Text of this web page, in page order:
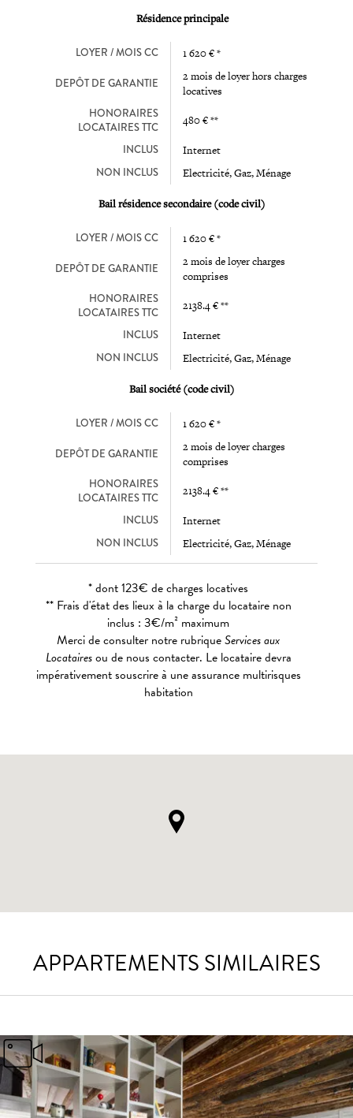
Résidence principale
LOYER / MOIS CC 1 620 € *
DEPÔT DE GARANTIE
2 mois de loyer hors charges
locatives
HONORAIRES
LOCATAIRES TTC
480 € **
INCLUS Internet
NON INCLUS Electricité, Gaz, Ménage
Bail résidence secondaire (code civil)
LOYER / MOIS CC 1 620 € *
DEPÔT DE GARANTIE
2 mois de loyer charges
comprises
HONORAIRES
LOCATAIRES TTC
2138.4 € **
INCLUS Internet
NON INCLUS Electricité, Gaz, Ménage
Bail société (code civil)
LOYER / MOIS CC 1 620 € *
DEPÔT DE GARANTIE
2 mois de loyer charges
comprises
HONORAIRES
LOCATAIRES TTC
2138.4 € **
INCLUS Internet
NON INCLUS Electricité, Gaz, Ménage
* dont 123€ de charges locatives
** Frais d'état des lieux à la charge du locataire non
inclus : 3€/m² maximum
Merci de consulter notre rubriqueServices aux
Locatairesou de nous contacter. Le locataire devra
impérativement souscrire à une assurance multirisques
habitation
APPARTEMENTS SIMILAIRES